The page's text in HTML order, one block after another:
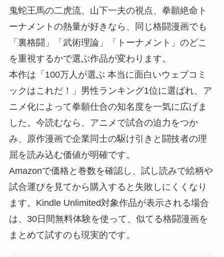
鬼蛇王馬の二虎流、山下一夫の視点、拳願絶命ト
ーナメントの熱量が好きなら、同じ格闘漫画でも
「裏格闘」「武術理論」「トーナメント」のどこ
を重視するかで選ぶ作品が変わります。
本作は「100万人が選ぶ 本当に面白いウェブコミ
ックはこれだ！」男性ランキング1位に選ばれ、ア
ニメ化によって拳願仕合の知名度を一気に広げま
した。今読むなら、アニメで試合の迫力をつか
み、原作漫画で企業同士の駆け引きと闘技者の理
屈を読み込む価値が明確です。
Amazonで価格と巻数を確認し、試し読みで絵柄や
試合運びを見てから購入すると失敗しにくくなり
ます。Kindle Unlimited対象作品が表示される場合
は、30日間無料体験を使って、似てる格闘漫画を
まとめて試すのも現実的です。